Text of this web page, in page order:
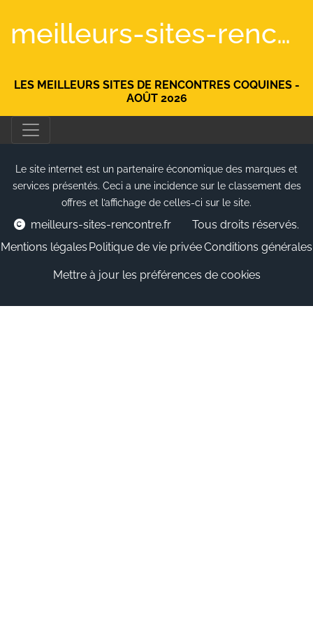
meilleurs-sites-rencontre.fr
LES MEILLEURS SITES DE RENCONTRES COQUINES -
AOÛT 2026
Le site internet est un partenaire économique des marques et
services présentés. Ceci a une incidence sur le classement des
offres et l’affichage de celles-ci sur le site.
meilleurs-sites-rencontre.fr
Tous droits réservés.
Mentions légales Politique de vie privéeConditions générales
Mettre à jour les préférences de cookies